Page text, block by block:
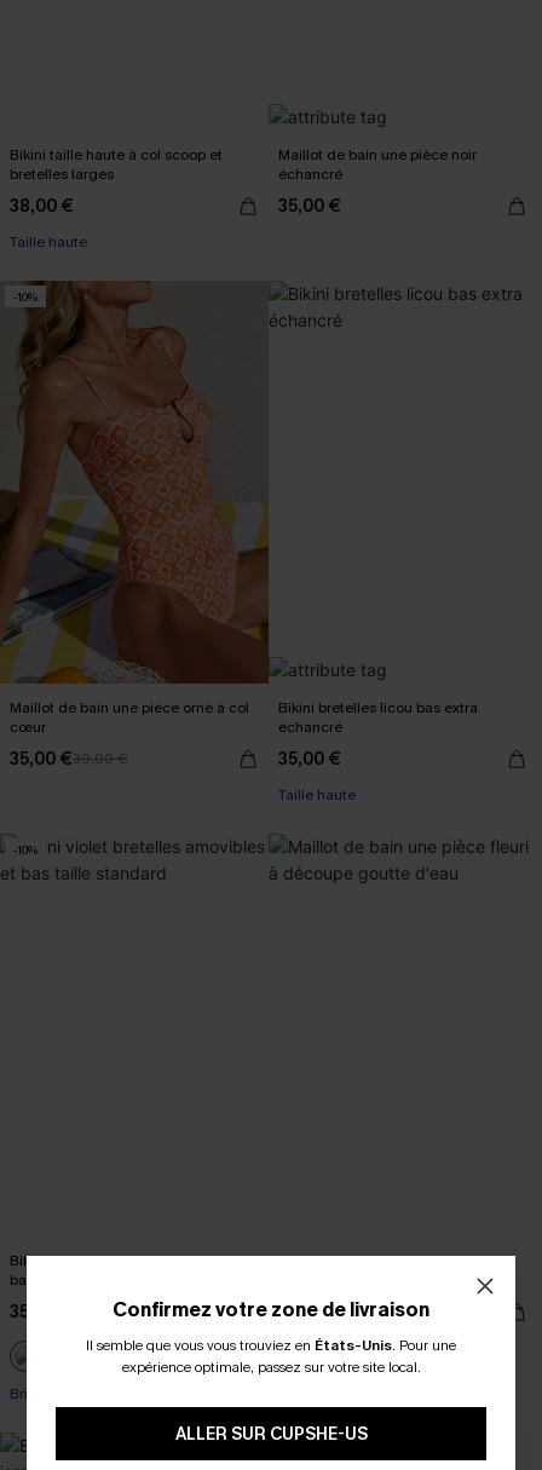
Bikini taille haute à col scoop et
bretelles larges
38,00 €
Taille haute
Maillot de bain une pièce noir
échancré
35,00 €
-10%
Maillot de bain une pièce orné à col
cœur
35,00 €39,00 €
Bikini bretelles licou bas extra
échancré
35,00 €
Taille haute
-10%
Bikini violet bretelles amovibles et
bas taille standard
35,00 € 39,00 €
Brillant
Maillot de bain une pièce fleuri à
42,00 €
Confirmez votre zone de livraison
Il semble que vous vous trouviez en États-Unis. Pour une
expérience optimale, passez sur votre site local.
ALLER SUR CUPSHE-US